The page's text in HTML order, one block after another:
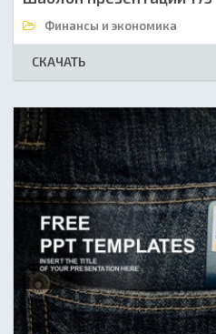
Финансы и экономика
СКАЧАТЬ